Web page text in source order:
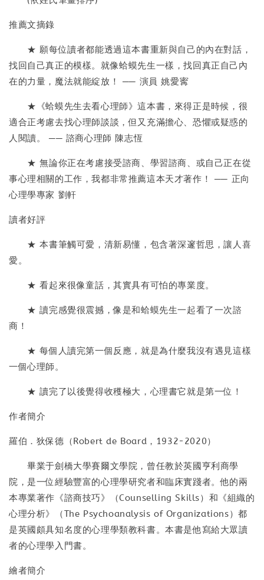
推薦文摘錄
★ 願每位讀者都能透過這本書重新與自己的內在對話，
找回自己真正的模樣。就像蛤蟆先生一樣，找回真正自己內
在的力量，魔法就能綻放！ ── 演員 姚愛寗
★《蛤蟆先生去看心理師》這本書，來得正是時候，很
適合正考慮去找心理師談談，但又充滿擔心、恐懼或疑惑的
人閱讀。 ── 諮商心理師 陳志恆
★ 無論你正在考慮接受諮商、學習諮商、或自己正在從
事心理相關的工作，我都非常推薦這本天才著作！ ── 正向
心理學專家 劉軒
讀者好評
★ 本書筆觸可愛，清新易懂，包含著深邃哲思，讓人喜
愛。
★ 看起來很像童話，其實具有可怕的專業度。
★ 讀完感覺很震撼，像是和蛤蟆先生一起看了一次諮
商！
★ 每個人讀完第一個反應，就是為什麼我沒有遇見這樣
一個心理師。
★ 讀完了以後覺得收穫極大，心理書它就是第一位！
作者簡介
羅伯．狄保德（Robert de Board，1932-2020）
畢業于劍橋大學賽爾文學院，曾任教於英國亨利商學
院，是一位經驗豐富的心理學研究者和臨床實踐者。他的兩
本專業著作《諮商技巧》（Counselling Skills）和《組織的
心理分析》（The Psychoanalysis of Organizations）都
是英國頗具知名度的心理學類教科書。本書是他寫給大眾讀
者的心理學入門書。
繪者簡介